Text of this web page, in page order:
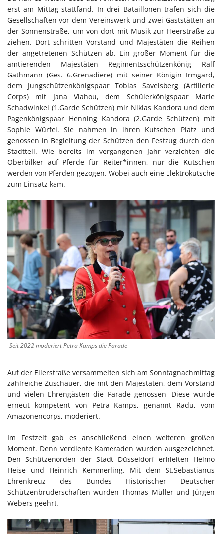
erst am Mittag stattfand. In drei Bataillonen trafen sich die
Gesellschaften vor dem Vereinswerk und zwei Gaststätten an
der Sonnenstraße, um von dort mit Musik zur Heerstraße zu
ziehen. Dort schritten Vorstand und Majestäten die Reihen
der angetretenen Schützen ab. Ein großer Moment für die
amtierenden Majestäten Regimentsschützenkönig Ralf
Gathmann (Ges. 6.Grenadiere) mit seiner Königin Irmgard,
dem Jungschützenkönigspaar Tobias Savelsberg (Artillerie
Corps) mit Jana Vlahou, dem Schülerkönigspaar Marie
Schadwinkel (1.Garde Schützen) mir Niklas Kandora und dem
Pagenkönigspaar Henning Kandora (2.Garde Schützen) mit
Sophie Würfel. Sie nahmen in ihren Kutschen Platz und
genossen in Begleitung der Schützen den Festzug durch den
Stadtteil. Wie bereits im vergangenen Jahr verzichten die
Oberbilker auf Pferde für Reiter*innen, nur die Kutschen
werden von Pferden gezogen. Wobei auch eine Elektrokutsche
zum Einsatz kam.
Seit 2022 moderiert Petra Kamps die Parade
Auf der Ellerstraße versammelten sich am Sonntagnachmittag
zahlreiche Zuschauer, die mit den Majestäten, dem Vorstand
und vielen Ehrengästen die Parade genossen. Diese wurde
erneut kompetent von Petra Kamps, genannt Radu, vom
Amazonencorps, moderiert.
Im Festzelt gab es anschließend einen weiteren großen
Moment. Denn verdiente Kameraden wurden ausgezeichnet.
Den Schützenorden der Stadt Düsseldorf erhielten Heimo
Heise und Heinrich Kemmerling. Mit dem St.Sebastianus
Ehrenkreuz des Bundes Historischer Deutscher
Schützenbruderschaften wurden Thomas Müller und Jürgen
Webers geehrt.